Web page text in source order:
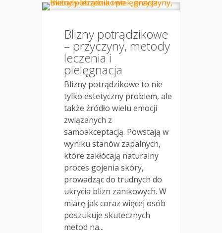
Blizny potrądzikowe
– przyczyny, metody
leczenia i
pielęgnacja
Blizny potrądzikowe to nie
tylko estetyczny problem, ale
także źródło wielu emocji
związanych z
samoakceptacją. Powstają w
wyniku stanów zapalnych,
które zakłócają naturalny
proces gojenia skóry,
prowadząc do trudnych do
ukrycia blizn zanikowych. W
miarę jak coraz więcej osób
poszukuje skutecznych
metod na...